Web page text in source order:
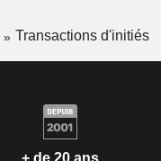
Transactions d'initiés